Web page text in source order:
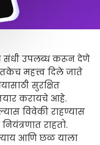
संधी उपलब्ध करून देणे
महत्त्व दिले जाते
सुरक्षित
करायचे आहे.
विवेकी राहण्यास
राहतो.
आणि छळ याला